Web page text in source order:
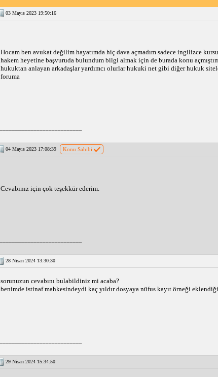
03 Mayıs 2023 19:50:16
Hocam ben avukat değilim hayatımda hiç dava açmadım sadece ingilizce
hakem heyetine başvuruda bulundum bilgi almak için de burada konu
hukuktan anlayan arkadaşlar yardımcı olurlar hukuki net gibi diğer hukuk
foruma
04 Mayıs 2023 17:08:39 Konu Sahibi
Cevabınız için çok teşekkür ederim.
28 Nisan 2024 13:30:30
sorunuzun cevabını bulabildiniz mi acaba?
benimde istinaf mahkesindeydi kaç yıldır dosyaya nüfus kayıt örneği
29 Nisan 2024 15:34:50